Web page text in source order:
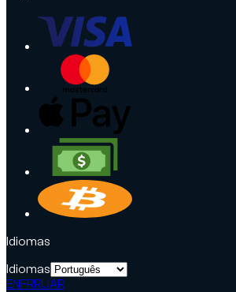
Idiomas
Idiomas
ENFRRUAR